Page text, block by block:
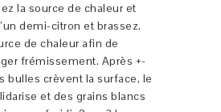
la source de chaleur et
demi-citron et brassez.
de chaleur afin de
frémissement. Après +-
bulles crèvent la surface, le
et des grains blancs